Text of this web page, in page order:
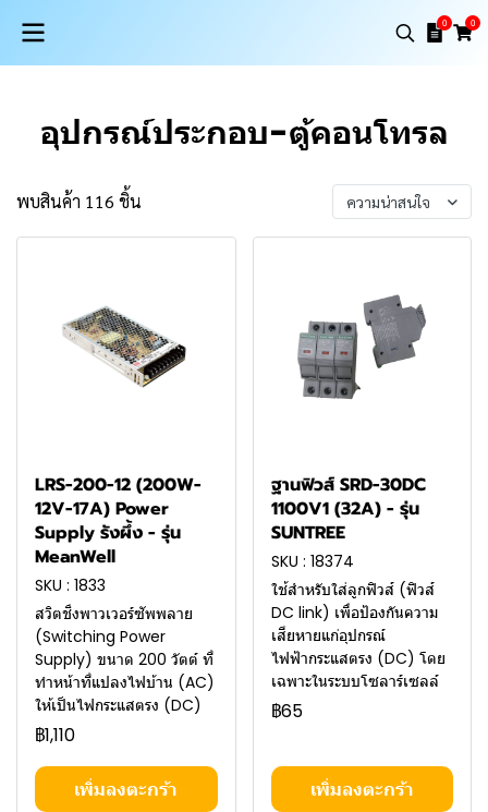
0 0
อุปกรณ์ประกอบ-ตู้คอนโทรล
พบสินค้า 116 ชิ้น ความน่าสนใจ
LRS-200-12 (200W-
12V-17A) Power
Supply รังผึ้ง - รุ่น
MeanWell
SKU : 1833
สวิตชิ่งพาวเวอร์ซัพพลาย
(Switching Power
Supply) ขนาด 200 วัตต์ ที่
ทำหน้าที่แปลงไฟบ้าน (AC)
ให้เป็นไฟกระแสตรง (DC)
฿1,110
เพิ่มลงตะกร้า
ฐานฟิวส์ SRD-30DC
1100V1 (32A) - รุ่น
SUNTREE
SKU : 18374
ใช้สำหรับใส่ลูกฟิวส์ (ฟิวส์
DC link) เพื่อป้องกันความ
เสียหายแก่อุปกรณ์
ไฟฟ้ากระแสตรง (DC) โดย
เฉพาะในระบบโซลาร์เซลล์
฿65
เพิ่มลงตะกร้า